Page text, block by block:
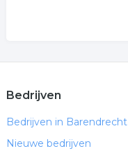
Bedrijven
Bedrijven in Barendrecht
Nieuwe bedrijven